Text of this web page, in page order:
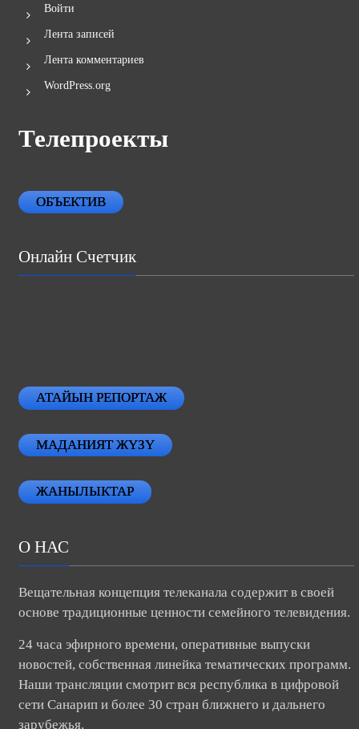
Войти
Лента записей
Лента комментариев
WordPress.org
Телепроекты
ОБЪЕКТИВ
Онлайн Счетчик
АТАЙЫН РЕПОРТАЖ
МАДАНИЯТ ЖҮЗҮ
ЖАНЫЛЫКТАР
О НАС
Вещательная концепция телеканала содержит в своей
основе традиционные ценности семейного телевидения.
24 часа эфирного времени, оперативные выпуски
новостей, собственная линейка тематических программ.
Наши трансляции смотрит вся республика в цифровой
сети Санарип и более 30 стран ближнего и дальнего
зарубежья.